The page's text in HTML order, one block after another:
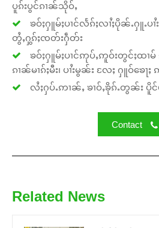
ပူၵ်းပွင်ၵၢၼ်သိုဝ်ႇ
ၶဝ်ႈႁူမ်ႈပၢင်လႅၵ်ႈလၢႆႈပိုၼ်ႉႁူႉ
တွႆႇႁွၵ်ႈၸတ်းႁဵတ်း
ၶဝ်ႈႁူမ်ႈပၢင်ဢုပ်ႇဢူဝ်းတွင်ႈထၢမ်
ၵၢၼ်မၢၵ်ႈမီး၊ ပၢႆးမွၼ်း လႄႈ ႁူဝ်ၶေႃ
လႆႈႁပ်ႉဢၢၼ်ႇ ၶၢဝ်ႇၶိုၵ်ႉတွၼ်း
Contact
Related News